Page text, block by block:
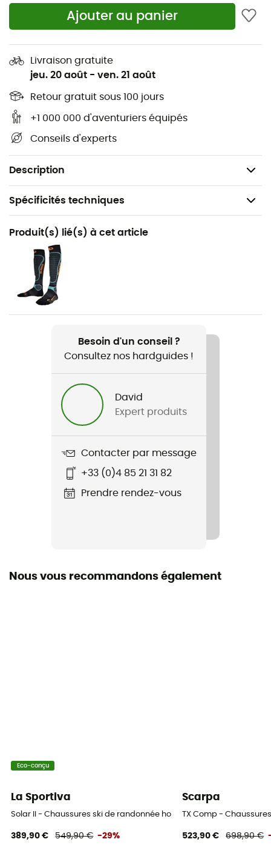
Ajouter au panier
Livraison gratuite
jeu. 20 août - ven. 21 août
Retour gratuit sous 100 jours
+1 000 000 d'aventuriers équipés
Conseils d'experts
Description
Collier : Carbon
Languette : Synthetique
Semelle : UFO Scarpa / Vibram®
Fixations : TLT
Flex : 100
Largeur avant-pied : 99 mm
Poids : 700 g
Spécificités techniques
Recommandé pour
Ski de randonnée
Homme / Femme
Poids
Nom du produit
Débrayable
Technologies utilisées
Index de flex (rigidité)
Produit(s) lié(s) à cet article
Besoin d'un conseil ?
Consultez nos hardguides !
David
Expert produits
Contacter par message
+33 (0)4 85 21 31 82
Prendre rendez-vous
Nous vous recommandons également
Eco-conçu
La Sportiva
Solar II - Chaussures ski de randonnée homme
389,90 € 549,90 € -29%
Scarpa
TX Comp -
523,90 € 698,90 €